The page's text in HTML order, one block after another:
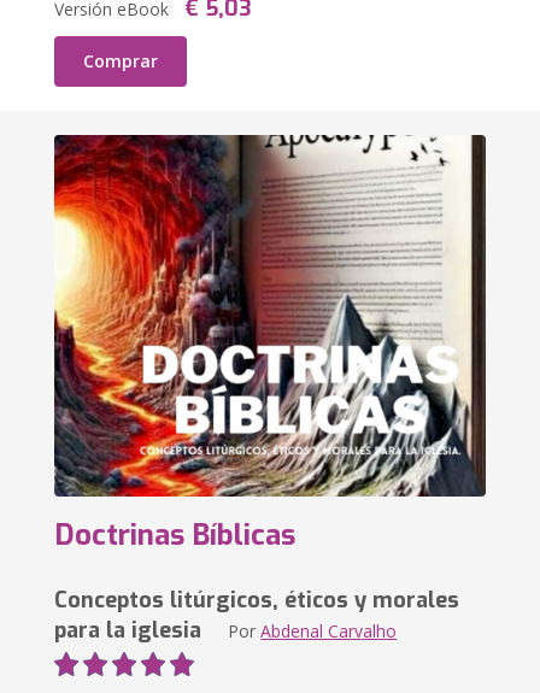
Versión eBook € 5,03
Comprar
Doctrinas Bíblicas
Conceptos litúrgicos, éticos y morales
para la iglesia PorAbdenal Carvalho